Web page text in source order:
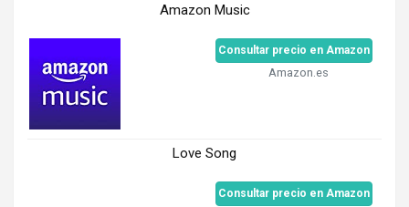
Amazon Music
Consultar precio en Amazon
Amazon.es
Love Song
Consultar precio en Amazon